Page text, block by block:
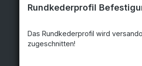
Rundkederprofil
Das Rundkederprofil wird
zugeschnitten!